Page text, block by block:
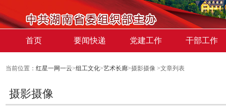
首页 要闻快递 党建工作 干部工作
当前位置： 红星一网一云>组工文化>艺术长廊>摄影摄像 >文章列表
摄影摄像